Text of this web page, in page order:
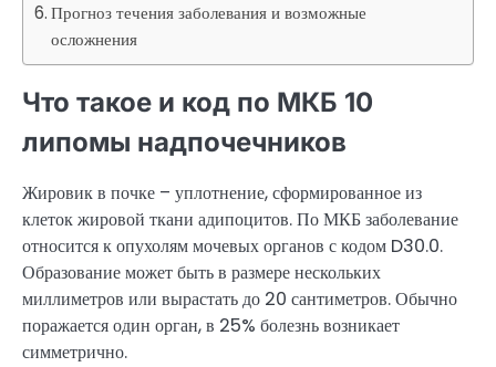
Прогноз течения заболевания и возможные
осложнения
Что такое и код по МКБ 10
липомы надпочечников
Жировик в почке – уплотнение, сформированное из
клеток жировой ткани адипоцитов. По МКБ заболевание
относится к опухолям мочевых органов с кодом D30.0.
Образование может быть в размере нескольких
миллиметров или вырастать до 20 сантиметров. Обычно
поражается один орган, в 25% болезнь возникает
симметрично.